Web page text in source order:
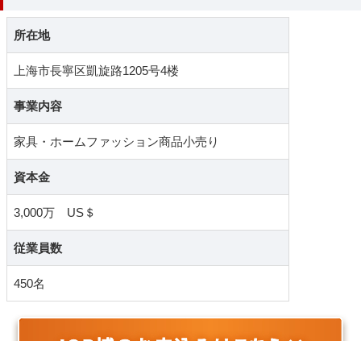
所在地
上海市長寧区凱旋路1205号4楼
事業内容
家具・ホームファッション商品小売り
資本金
3,000万 US＄
従業員数
450名